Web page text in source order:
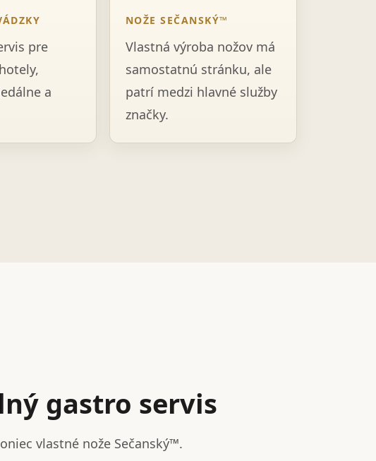
pre
a
NOŽE SEČANSKÝ™
Vlastná výroba nožov má
samostatnú stránku, ale
patrí medzi hlavné služby
značky.
gastro servis
vlastné nože Sečanský™.